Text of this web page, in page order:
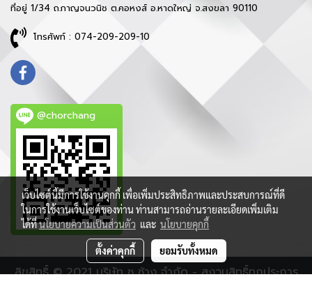
ที่อยู่ 1/34 ถ.กาญจนวนิช ต.คอหงส์ อ.หาดใหญ่ จ.สงขลา 90110
โทรศัพท์ : 074-209-209-10
@chorchang
ลิขสิทธิ์ © 2021 บริษัท ช ช้าง จำกัด - สงวนสิทธิ์ทุกประการ
เว็บไซต์นี้มีการใช้งานคุกกี้ เพื่อเพิ่มประสิทธิภาพและประสบการณ์ที่ดี
ในการใช้งานเว็บไซต์ของท่าน ท่านสามารถอ่านรายละเอียดเพิ่มเติม
ได้ที่นโยบายความเป็นส่วนตัว และ นโยบายคุกกี้
ตั้งค่าคุกกี้ ยอมรับทั้งหมด